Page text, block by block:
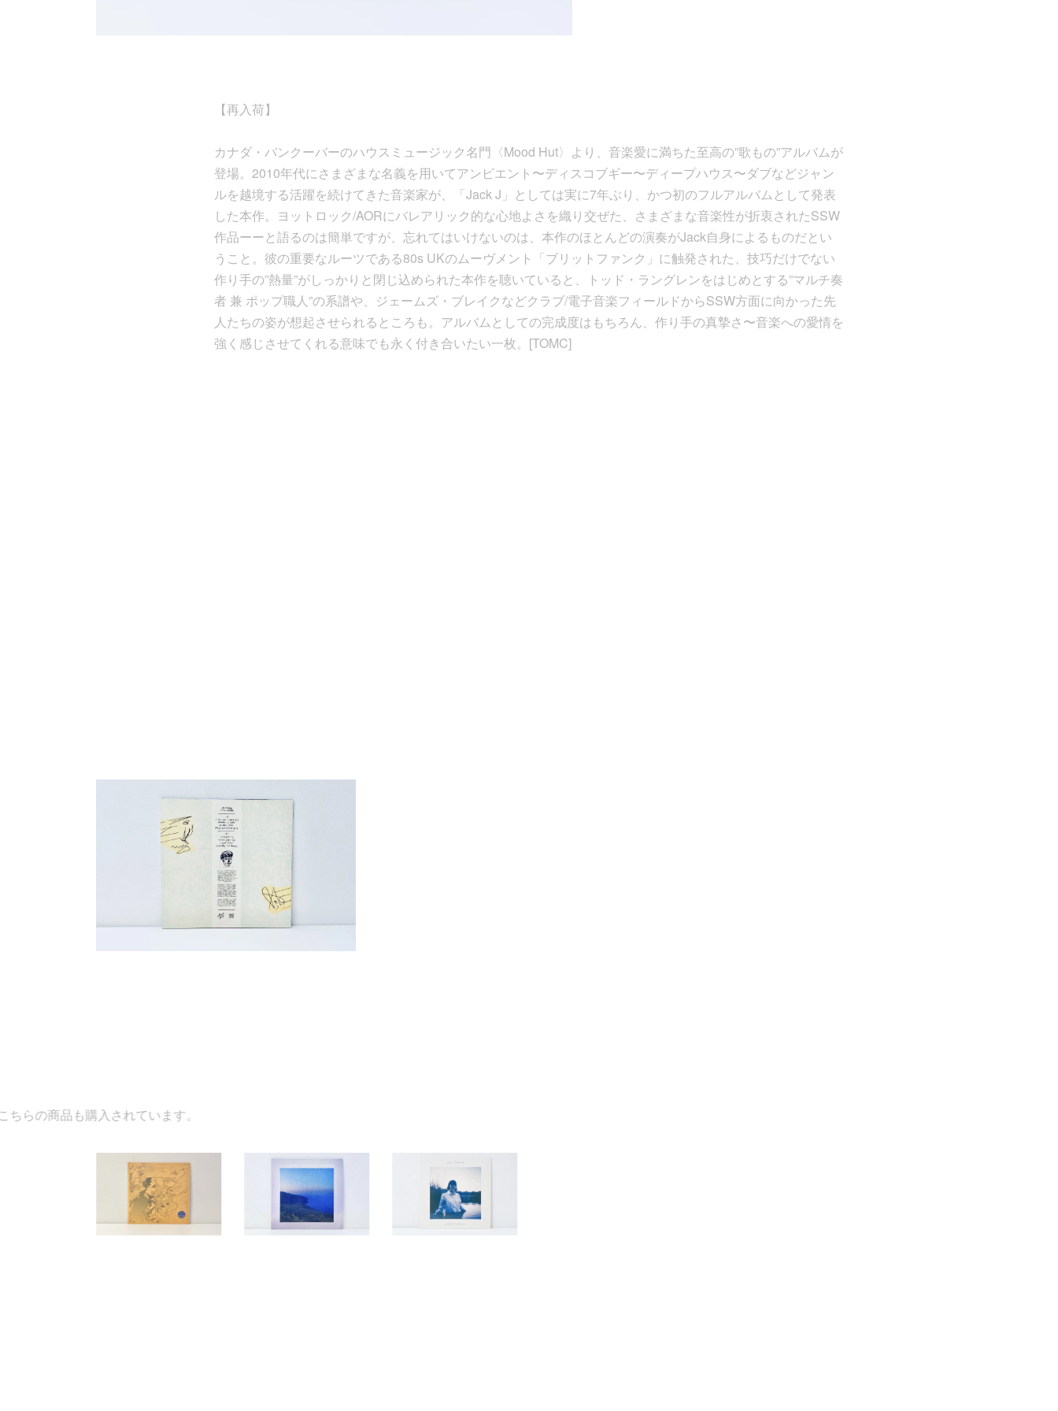
【再入荷】
カナダ・バンクーバーのハウスミュージック名門〈Mood Hut〉より、音楽愛に満ちた至高の”歌もの”アルバムが
登場。2010年代にさまざまな名義を用いてアンビエント〜ディスコブギー〜ディープハウス〜ダブなどジャン
ルを越境する活躍を続けてきた音楽家が、「Jack J」としては実に7年ぶり、かつ初のフルアルバムとして発表
した本作。ヨットロック/AORにバレアリック的な心地よさを織り交ぜた、さまざまな音楽性が折衷されたSSW
作品ーーと語るのは簡単ですが、忘れてはいけないのは、本作のほとんどの演奏がJack自身によるものだとい
うこと。彼の重要なルーツである80s UKのムーヴメント「ブリットファンク」に触発された、技巧だけでない
作り手の”熱量”がしっかりと閉じ込められた本作を聴いていると、トッド・ラングレンをはじめとする”マルチ奏
者 兼 ポップ職人”の系譜や、ジェームズ・ブレイクなどクラブ/電子音楽フィールドからSSW方面に向かった先
人たちの姿が想起させられるところも。アルバムとしての完成度はもちろん、作り手の真摯さ〜音楽への愛情を
強く感じさせてくれる意味でも永く付き合いたい一枚。[TOMC]
ています。